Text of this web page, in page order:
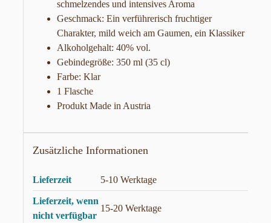
schmelzendes und intensives Aroma
Geschmack: Ein verführerisch fruchtiger
Charakter, mild weich am Gaumen, ein Klassiker
Alkoholgehalt: 40% vol.
Gebindegröße: 350 ml (35 cl)
Farbe: Klar
1 Flasche
Produkt Made in Austria
Zusätzliche Informationen
Lieferzeit 5-10 Werktage
Lieferzeit, wenn
nicht verfügbar
15-20 Werktage